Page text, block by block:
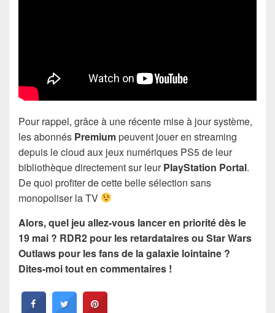
Pour rappel, grâce à une récente mise à jour système,
les abonnés Premiumpeuvent jouer en streaming
depuis le cloud aux jeux numériques PS5 de leur
bibliothèque directement sur leurPlayStation Portal.
De quoi profiter de cette belle sélection sans
monopoliser la TV
Alors, quel jeu allez-vous lancer en priorité dès le
19 mai ? RDR2 pour les retardataires ou Star Wars
Outlaws pour les fans de la galaxie lointaine ?
Dites-moi tout en commentaires !